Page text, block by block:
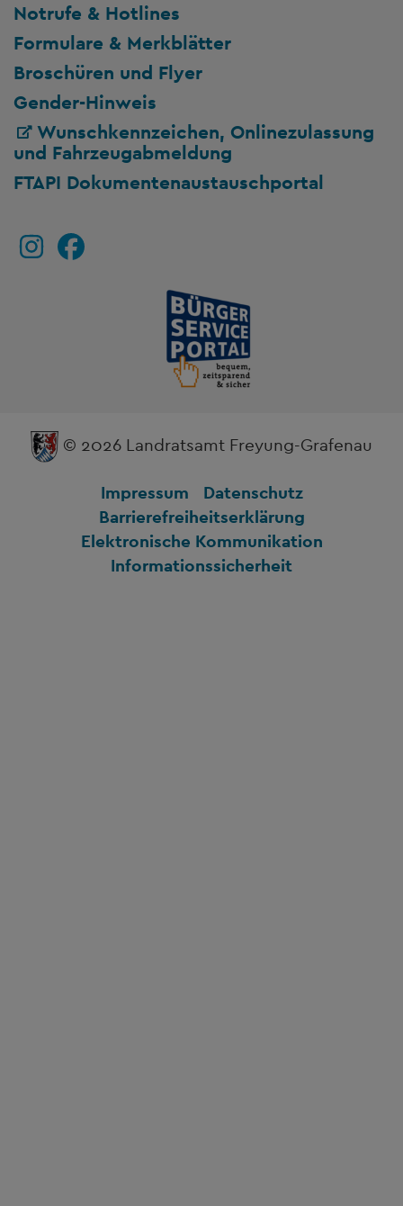
Notrufe & Hotlines
Formulare & Merkblätter
Broschüren und Flyer
Gender-Hinweis
Wunschkennzeichen, Onlinezulassung
und Fahrzeugabmeldung
FTAPI Dokumentenaustauschportal
© 2026 Landratsamt Freyung-Grafenau
Impressum
Datenschutz
Barrierefreiheitserklärung
Elektronische Kommunikation
Informationssicherheit